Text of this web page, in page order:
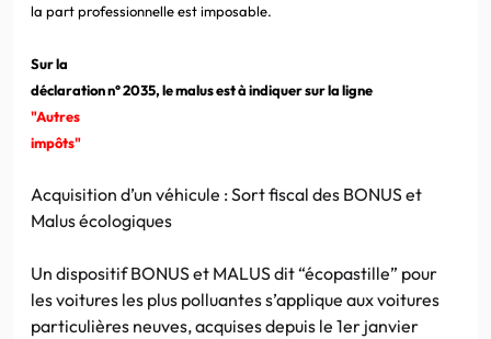
la part professionnelle est imposable.
Sur la
déclaration n° 2035, le malus est à indiquer sur la ligne
"Autres
impôts"
Acquisition d’un véhicule : Sort fiscal des BONUS et
Malus écologiques
Un dispositif BONUS et MALUS dit “écopastille” pour
les voitures les plus polluantes s’applique aux voitures
particulières neuves, acquises depuis le 1er janvier